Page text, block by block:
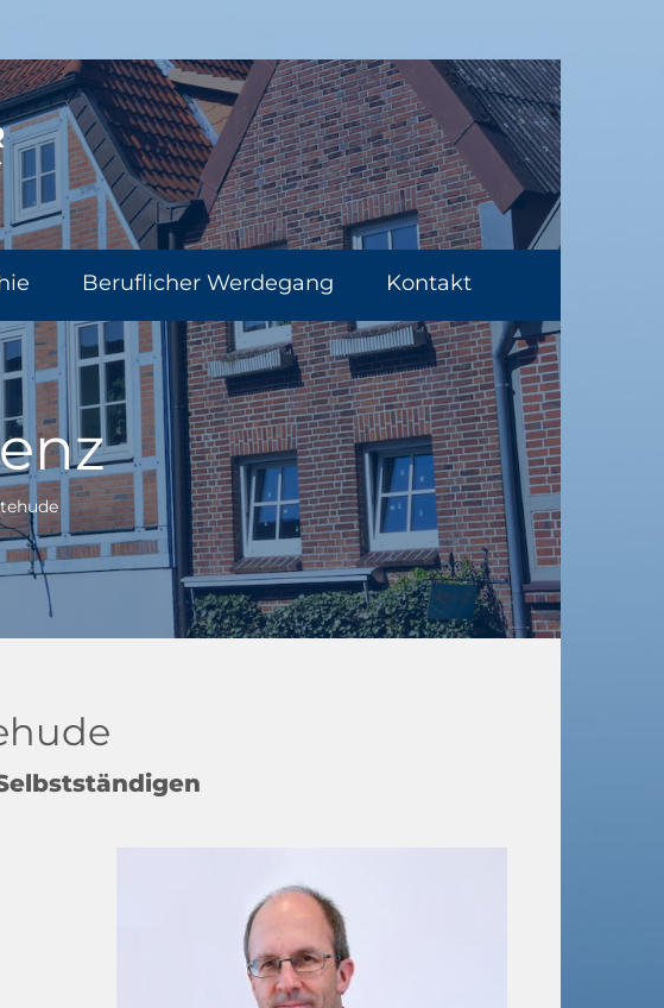
Beruflicher Werdegang Kontakt